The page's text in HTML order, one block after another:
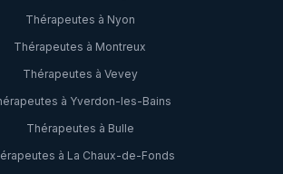
Thérapeutes à Nyon
Thérapeutes à Montreux
Thérapeutes à Vevey
à Yverdon-les-Bains
Thérapeutes à Bulle
à La Chaux-de-Fonds